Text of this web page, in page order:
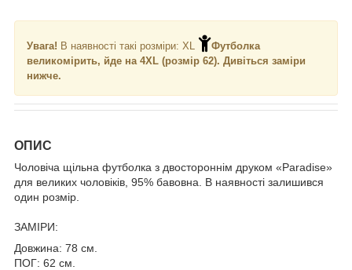
Увага! В наявності такі розміри: XL
Футболка
великомірить, йде на 4XL (розмір 62). Дивіться заміри
нижче.
ОПИС
Чоловіча щільна футболка з двостороннім друком «Paradise»
для великих чоловіків, 95% бавовна. В наявності залишився
один розмір.
ЗАМІРИ:
Довжина: 78 см.
ПОГ: 62 см.